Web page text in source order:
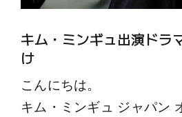
キム・ミンギュ出演ドラ
け
こんにちは。
キム・ミンギュ ジャパン